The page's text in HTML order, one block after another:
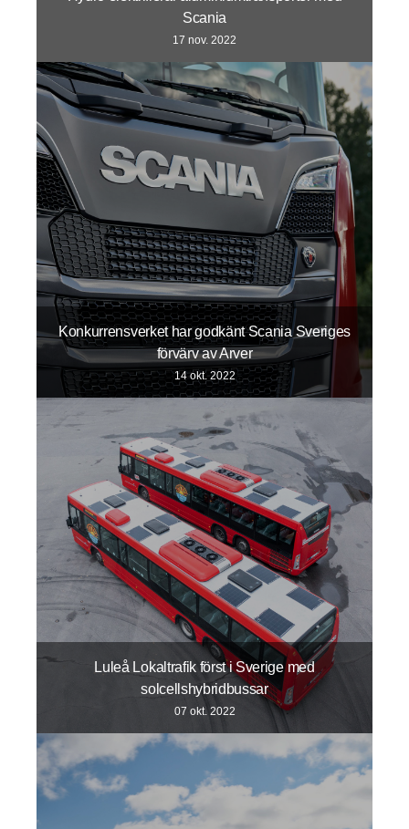
Scania
17 nov. 2022
Konkurrensverket har godkänt Scania Sveriges
förvärv av Arver
14 okt. 2022
Luleå Lokaltrafik först i Sverige med
solcellshybridbussar
07 okt. 2022